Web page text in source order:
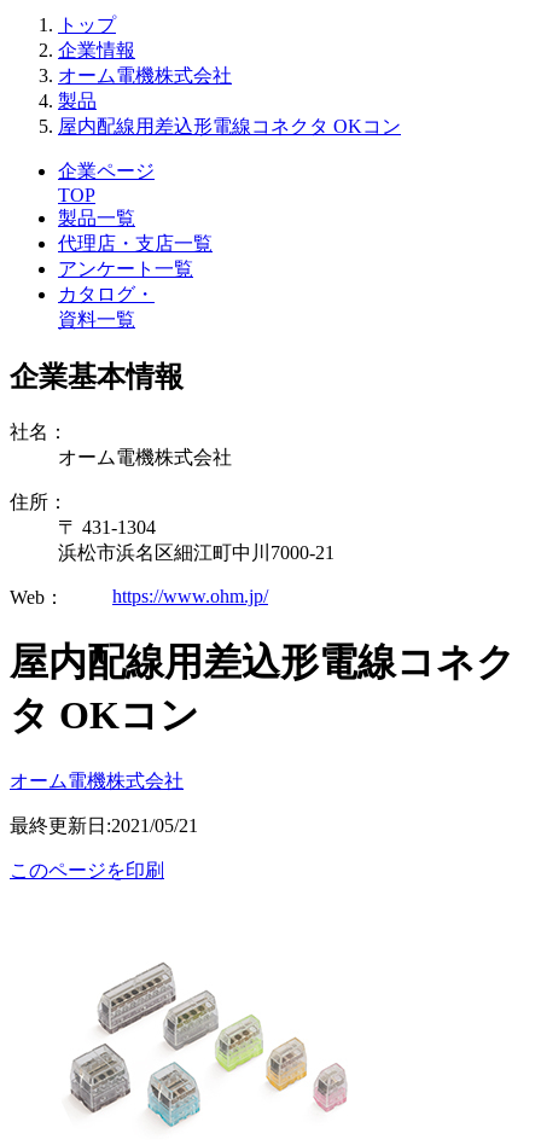
トップ
企業情報
オーム電機株式会社
製品
屋内配線用差込形電線コネクタ OKコン
企業ページ
TOP
製品一覧
代理店・支店一覧
アンケート一覧
カタログ・
資料一覧
企業基本情報
社名：
オーム電機株式会社
住所：
〒 431-1304
浜松市浜名区細江町中川7000-21
Web： https://www.ohm.jp/
屋内配線用差込形電線コネク
タ OKコン
オーム電機株式会社
最終更新日:2021/05/21
このページを印刷